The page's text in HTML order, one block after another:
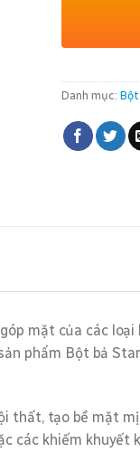
Danh mục: Bột
mặt của các
phẩm Bột bả
tạo bề mặt
các khiếm khuyết